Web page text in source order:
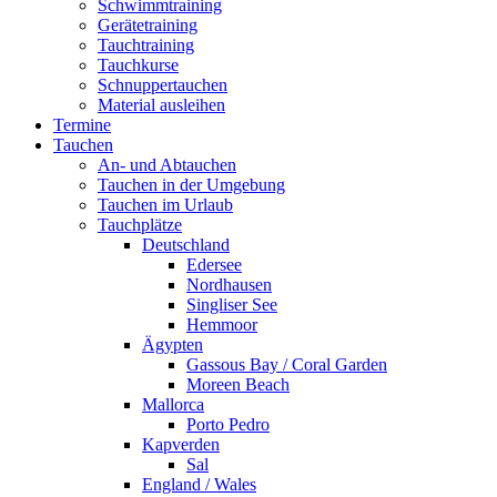
Schwimmtraining
Gerätetraining
Tauchtraining
Tauchkurse
Schnuppertauchen
Material ausleihen
Termine
Tauchen
An- und Abtauchen
Tauchen in der Umgebung
Tauchen im Urlaub
Tauchplätze
Deutschland
Edersee
Nordhausen
Singliser See
Hemmoor
Ägypten
Gassous Bay / Coral Garden
Moreen Beach
Mallorca
Porto Pedro
Kapverden
Sal
England / Wales